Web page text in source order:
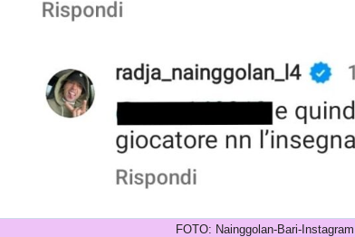
FOTO: Nainggolan-Bari-Instagram